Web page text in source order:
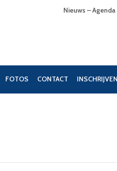
Nieuws – Agenda
FOTOS CONTACT INSCHRIJVEN